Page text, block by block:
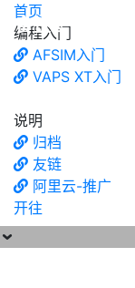
食铁兽
首页
编程入门
AFSIM入门
VAPS XT入门
说明
归档
友链
阿里云-推广
开往